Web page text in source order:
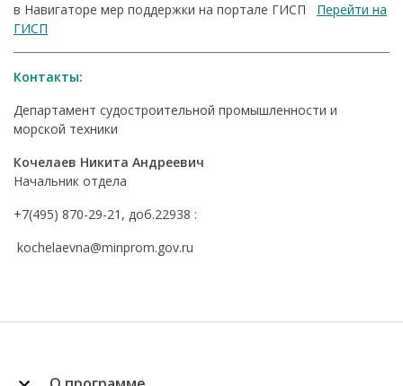
в Навигаторе мер поддержки на портале ГИСП Перейти на
ГИСП
Контакты:
Департамент судостроительной промышленности и
морской техники
Кочелаев Никита Андреевич
Начальник отдела
+7(495) 870-29-21, доб.22938 :
kochelaevna@minprom.gov.ru